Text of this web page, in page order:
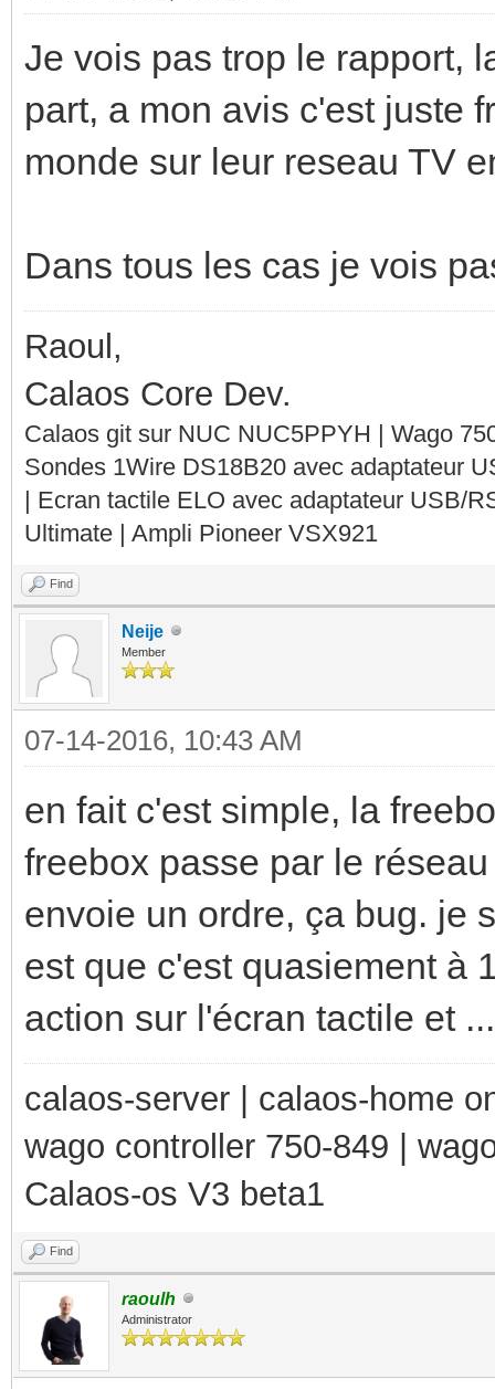
Je vois pas trop le rapport,
part, a mon avis c'est juste
monde sur leur reseau TV
Dans tous les cas je vois
Raoul,
Calaos Core Dev.
Calaos git sur NUC NUC5PPYH | Wago
Sondes 1Wire DS18B20 avec adaptateur
| Ecran tactile ELO avec adaptateur USB/
Ultimate | Ampli Pioneer VSX921
Find
Neije
Member
07-14-2016, 10:43 AM
en fait c'est simple, la
freebox passe par le
envoie un ordre, ça bug. je
est que c'est quasiement à
action sur l'écran tactile et ...
calaos-server | calaos-home
wago controller 750-849 |
Calaos-os V3 beta1
Find
raoulh
Administrator